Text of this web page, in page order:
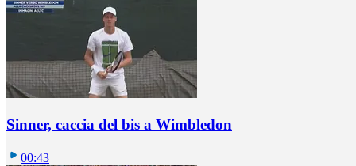
Sinner, caccia del bis a Wimbledon
00:43